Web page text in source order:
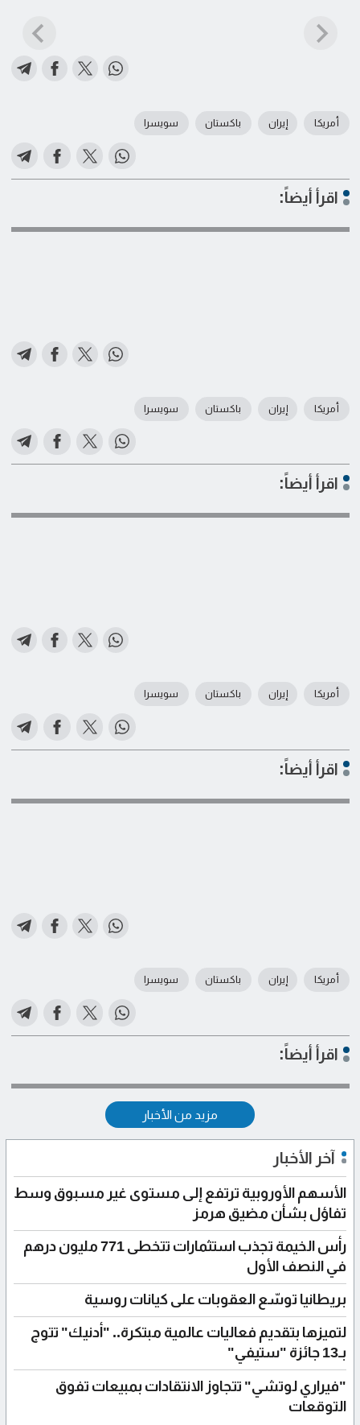
أمريكا إيران باكستان سويسرا
اقرأ أيضاً:
أمريكا إيران باكستان سويسرا
اقرأ أيضاً:
أمريكا إيران باكستان سويسرا
اقرأ أيضاً:
أمريكا إيران باكستان سويسرا
اقرأ أيضاً:
مزيد من الأخبار
آخر الأخبار
الأسهم الأوروبية ترتفع إلى مستوى غير مسبوق وسط
تفاؤل بشأن مضيق هرمز
رأس الخيمة تجذب استثمارات تتخطى 771 مليون درهم
في النصف الأول
بريطانيا توسّع العقوبات على كيانات روسية
لتميزها بتقديم فعاليات عالمية مبتكرة.. "أدنيك" تتوج
بـ13 جائزة "ستيفي"
"فيراري لوتشي" تتجاوز الانتقادات بمبيعات تفوق
التوقعات